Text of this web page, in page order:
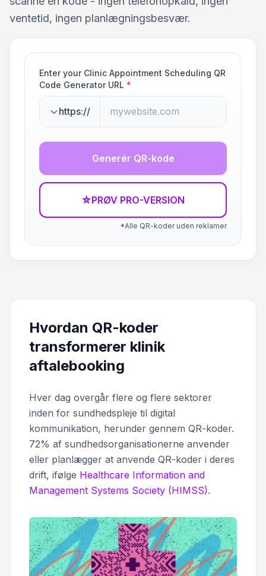
ventetid, ingen planlægningsbesvær.
Enter your Clinic Appointment Scheduling QR
Code Generator URL *
https://
Generér QR-kode
☆PRØV PRO-VERSION
*Alle QR-koder uden reklamer
Hvordan QR-koder
transformerer klinik
aftalebooking
Hver dag overgår flere og flere sektorer
inden for sundhedspleje til digital
kommunikation, herunder gennem QR-koder.
72% af sundhedsorganisationerne anvender
eller planlægger at anvende QR-koder i deres
drift, ifølge Healthcare Information and
Management Systems Society (HIMSS).